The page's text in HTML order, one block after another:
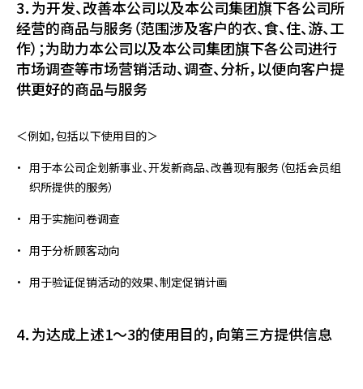
3．为开发、改善本公司以及本公司集团旗下各公司所
经营的商品与服务（范围涉及客户的衣、食、住、游、工
作）；为助力本公司以及本公司集团旗下各公司进行
市场调查等市场营销活动、调查、分析，以便向客户提
供更好的商品与服务
＜例如，包括以下使用目的＞
用于本公司企划新事业、开发新商品、改善现有服务（包括会员组
织所提供的服务）
用于实施问卷调查
用于分析顾客动向
用于验证促销活动的效果、制定促销计画
4．为达成上述1～3的使用目的，向第三方提供信息